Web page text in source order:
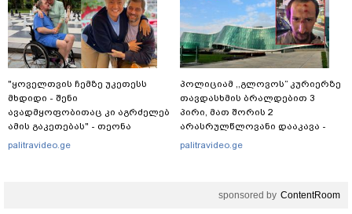
"ყოველთვის ჩემზე უკეთესს
მხდიდი - შენი
ავადმყოფობითაც კი აგრძელებ
ამის გაკეთებას" - თეონა
კონტრიძე მეუღლეს ემოციურ
palitravideo.ge
პოლიციამ ,,გლოვოს” კურიერზე
თავდასხმის ბრალდებით 3
პირი, მათ შორის 2
არასრულწლოვანი დააკავა -
შსს ინფორმაციას ავრცელებს
palitravideo.ge
sponsored by ContentRoom